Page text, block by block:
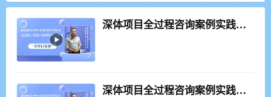
深体项目全过程咨询案例实践与思考
深体项目全过程咨询案例实践与思考_正片2